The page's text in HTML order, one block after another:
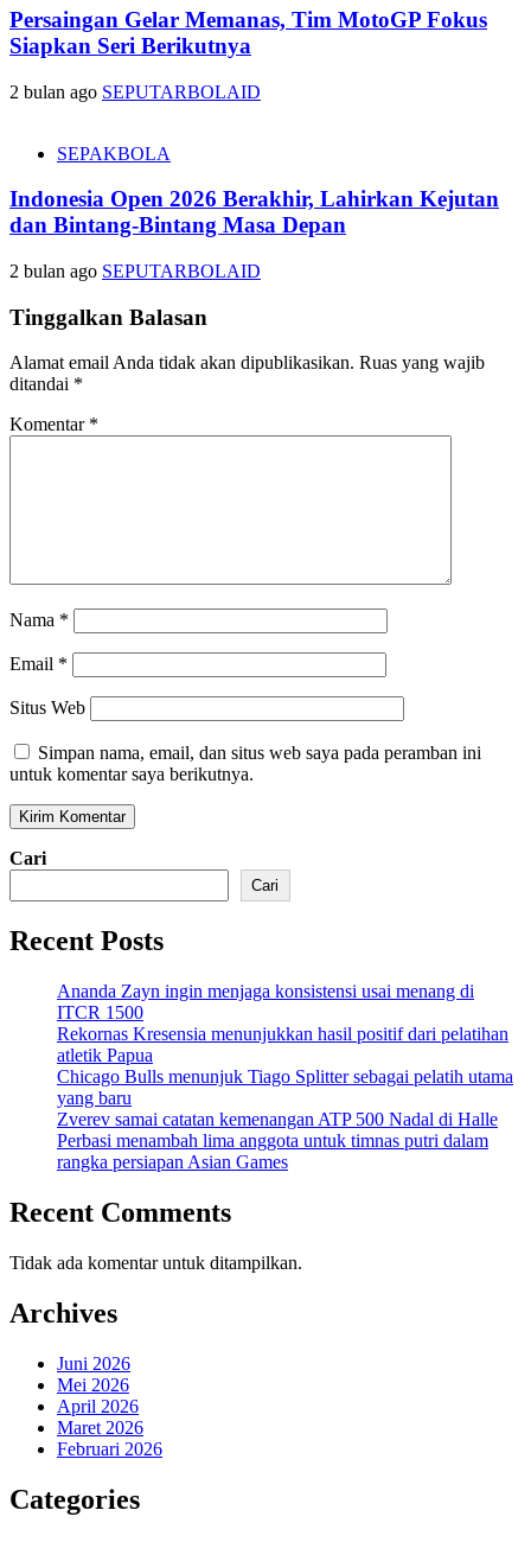
Persaingan Gelar Memanas, Tim MotoGP Fokus
Siapkan Seri Berikutnya
2 bulan ago SEPUTARBOLAID
SEPAKBOLA
Indonesia Open 2026 Berakhir, Lahirkan Kejutan
dan Bintang-Bintang Masa Depan
2 bulan ago SEPUTARBOLAID
Tinggalkan Balasan
Alamat email Anda tidak akan dipublikasikan. Ruas yang wajib
ditandai *
Komentar *
Nama *
Email *
Situs Web
Simpan nama, email, dan situs web saya pada peramban ini
untuk komentar saya berikutnya.
Cari
Cari
Recent Posts
Ananda Zayn ingin menjaga konsistensi usai menang di
ITCR 1500
Rekornas Kresensia menunjukkan hasil positif dari pelatihan
atletik Papua
Chicago Bulls menunjuk Tiago Splitter sebagai pelatih utama
yang baru
Zverev samai catatan kemenangan ATP 500 Nadal di Halle
Perbasi menambah lima anggota untuk timnas putri dalam
rangka persiapan Asian Games
Recent Comments
Tidak ada komentar untuk ditampilkan.
Archives
Juni 2026
Mei 2026
April 2026
Maret 2026
Februari 2026
Categories